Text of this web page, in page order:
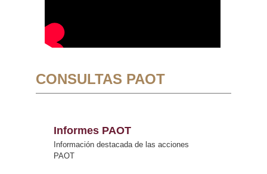
CONSULTAS PAOT
Informes PAOT
Información destacada de las acciones
PAOT